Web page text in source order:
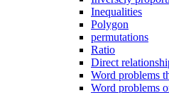
Inequalities
Polygon
permutations
Ratio
Direct
Word problems
Word problems